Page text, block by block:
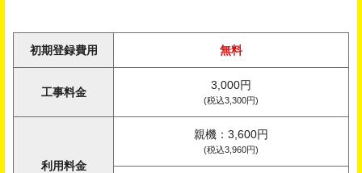
初期登録費用 無料
工事料金
3,000円
(税込3,300円)
利用料金
親機：3,600円
(税込3,960円)